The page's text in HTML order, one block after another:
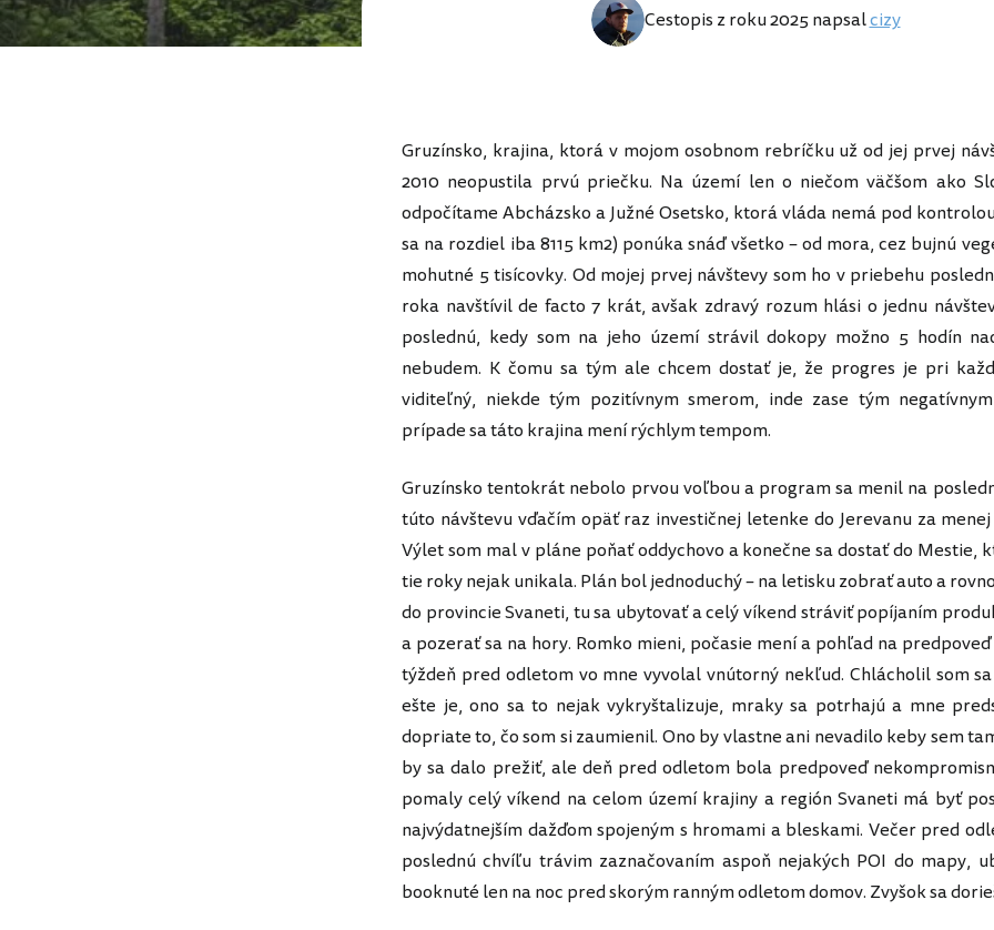
Cestopis z roku 2025 napsalcizy
Gruzínsko, krajina, ktorá v mojom osobnom rebríčku už od jej prvej
2010 neopustila prvú priečku. Na území len o niečom väčšom ako
odpočítame Abcházsko a Južné Osetsko, ktorá vláda nemá pod
sa na rozdiel iba 8115 km2) ponúka snáď všetko – od mora, cez bujnú
mohutné 5 tisícovky. Od mojej prvej návštevy som ho v priebehu
roka navštívil de facto 7 krát, avšak zdravý rozum hlási o jednu
poslednú, kedy som na jeho území strávil dokopy možno 5 hodín
nebudem. K čomu sa tým ale chcem dostať je, že progres je pri
viditeľný, niekde tým pozitívnym smerom, inde zase tým
prípade sa táto krajina mení rýchlym tempom.
Gruzínsko tentokrát nebolo prvou voľbou a program sa menil na
túto návštevu vďačím opäť raz investičnej letenke do Jerevanu za
Výlet som mal v pláne poňať oddychovo a konečne sa dostať do Mestie,
tie roky nejak unikala. Plán bol jednoduchý – na letisku zobrať auto a
do provincie Svaneti, tu sa ubytovať a celý víkend stráviť popíjaním
a pozerať sa na hory. Romko mieni, počasie mení a pohľad na
týždeň pred odletom vo mne vyvolal vnútorný nekľud. Chlácholil som
ešte je, ono sa to nejak vykryštalizuje, mraky sa potrhajú a mne
dopriate to, čo som si zaumienil. Ono by vlastne ani nevadilo keby sem
by sa dalo prežiť, ale deň pred odletom bola predpoveď
pomaly celý víkend na celom území krajiny a región Svaneti má byť
najvýdatnejším dažďom spojeným s hromami a bleskami. Večer pred
poslednú chvíľu trávim zaznačovaním aspoň nejakých POI do mapy,
booknuté len na noc pred skorým ranným odletom domov. Zvyšok sa